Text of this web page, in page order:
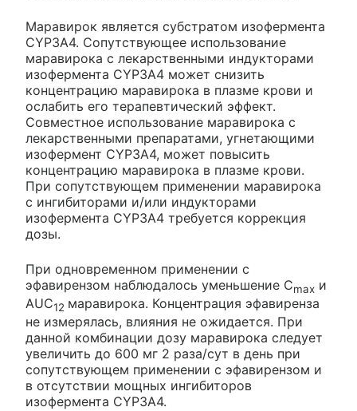
Маравирок является субстратом изофермента
CYP3A4. Сопутствующее использование
маравирока с лекарственными индукторами
изофермента CYP3A4 может снизить
концентрацию маравирока в плазме крови и
ослабить его терапевтический эффект.
Совместное использование маравирока с
лекарственными препаратами, угнетающими
изофермент CYP3A4, может повысить
концентрацию маравирока в плазме крови.
При сопутствующем применении маравирока
с ингибиторами и/или индукторами
изофермента CYP3A4 требуется коррекция
дозы.
При одновременном применении с
эфавирензом наблюдалось уменьшение Cmax и
AUC12 маравирока. Концентрация эфавиренза
не измерялась, влияния не ожидается. При
данной комбинации дозу маравирока следует
увеличить до 600 мг 2 раза/сут в день при
сопутствующем применении с эфавирензом и
в отсутствии мощных ингибиторов
изофермента CYP3A4.